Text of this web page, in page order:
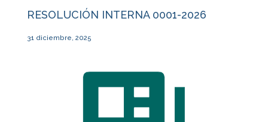
RESOLUCIÓN INTERNA 0001-2026
31 diciembre, 2025